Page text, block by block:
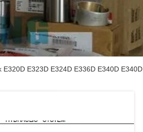
E323D E324D E336D E340D E340D